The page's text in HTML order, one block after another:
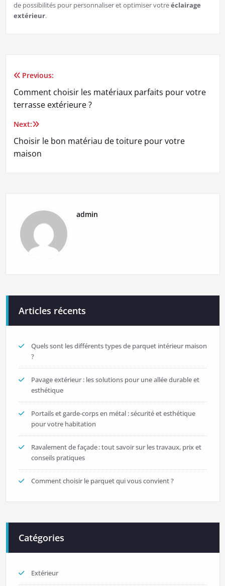
de possibilités pour personnaliser et optimiser votreéclairage
extérieur.
Navigation
de
l’article
Previous:
Comment choisir les matériaux parfaits pour votre
terrasse extérieure ?
Next:
Choisir le bon matériau de toiture pour votre
maison
admin
Articles récents
Quels sont les différents types de parquet intérieur maison
?
Pavage extérieur : les solutions pour une allée durable et
esthétique
Portails et garde-corps en métal : sécurité et esthétique
pour votre habitation
Ravalement de façade : tout savoir sur les travaux, prix et
conseils pratiques
Comment choisir le parquet qui vous convient ?
Catégories
Extérieur